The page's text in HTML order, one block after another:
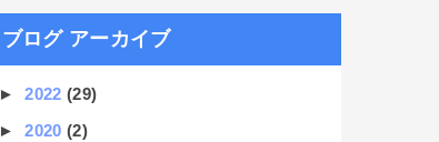
ブログ アーカイブ
►2022(29)
►2020(2)